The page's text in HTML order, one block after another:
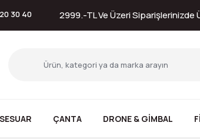
30 40 2999.-TL Ve Üzeri Siparişlerinizde
ÇANTA DRONE & GİMBAL